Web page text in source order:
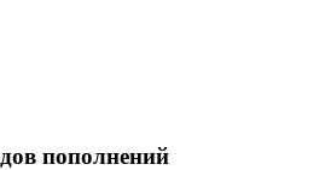
пополнений